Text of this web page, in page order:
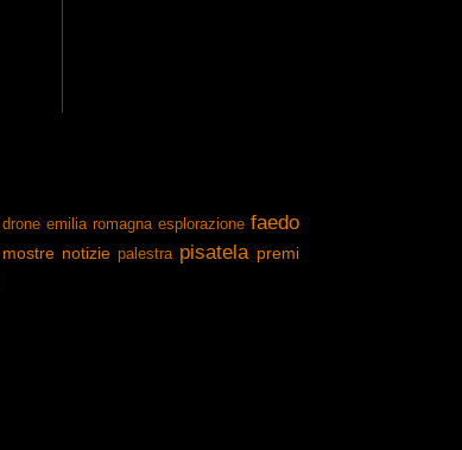
drone emilia romagna esplorazione faedo
mostre notizie palestra pisatela premi